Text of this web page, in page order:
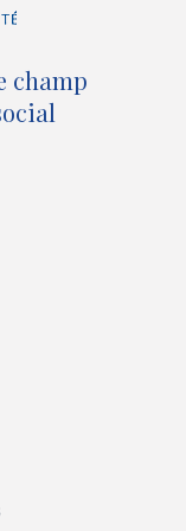
(
n
o
champ